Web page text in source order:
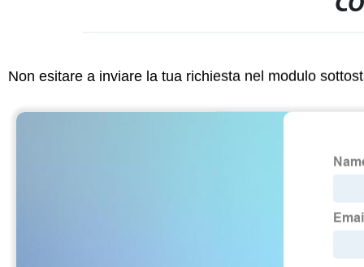
Non esitare a inviare la tua richiesta nel modulo